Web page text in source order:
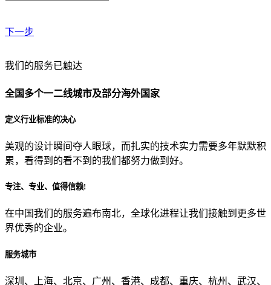
下一步
贵公司预算范围是？
贵公司的团队规模是？
目前主要的营销渠道是？
我们的服务已触达
全国多个一二线城市及部分海外国家
定义行业标准的决心
美观的设计瞬间夺人眼球，而扎实的技术实力需要多年默默积
累，看得到的看不到的我们都努力做到好。
专注、专业、值得信赖!
在中国我们的服务遍布南北，全球化进程让我们接触到更多世
界优秀的企业。
服务城市
深圳、上海、北京、广州、香港、成都、重庆、杭州、武汉、